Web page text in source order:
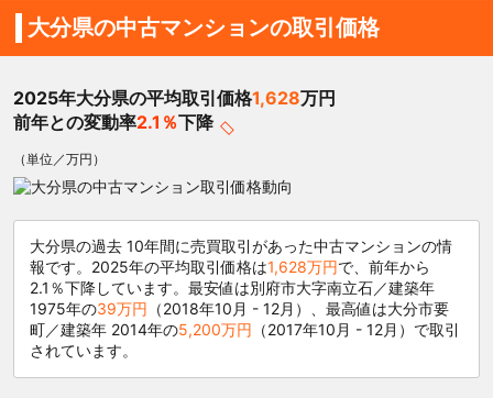
大分県の中古マンションの取引価格
2025年大分県の平均取引価格1,628万円
前年との変動率2.1％下降
（単位／万円）
大分県の過去 10年間に売買取引があった中古マンションの情
報です。2025年の平均取引価格は1,628万円で、前年から
2.1％下降しています。最安値は別府市大字南立石／建築年
1975年の39万円 （2018年10月 - 12月）、最高値は大分市要
町／建築年 2014年の5,200万円 （2017年10月 - 12月）で取引
されています。